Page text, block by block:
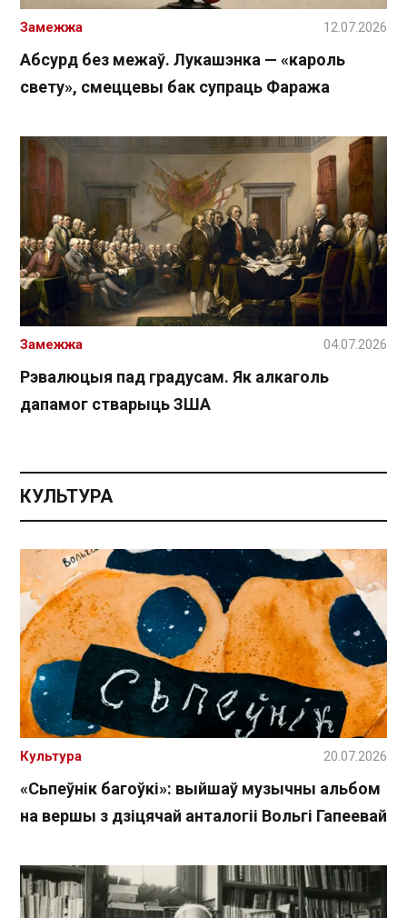
Абсурд без межаў. Лукашэнка — «кароль
свету», смеццевы бак супраць Фаража
Замежжа 12.07.2026
Рэвалюцыя пад градусам. Як алкаголь
дапамог стварыць ЗША
Замежжа 04.07.2026
КУЛЬТУРА
«Сьпеўнік багоўкі»: выйшаў музычны альбом
на вершы з дзіцячай анталогіі Вольгі Гапеевай
Культура 20.07.2026